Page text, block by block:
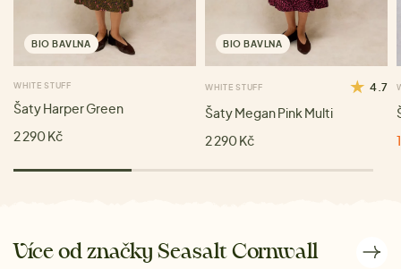
BIO BAVLNA
WHITE STUFF
Šaty Harper Green
2 290 Kč
BIO BAVLNA
WHITE STUFF 4.7
Šaty Megan Pink Multi
2 290 Kč
Více od značky Seasalt Cornwall